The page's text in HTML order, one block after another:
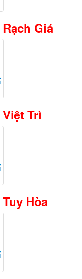
Rạch Giá
Việt Trì
Tuy Hòa